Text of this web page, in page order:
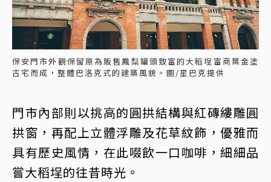
保安門市外觀保留原為販售鳳梨罐頭致富的大稻埕富商葉金塗
古宅而成，整體巴洛克式的建築風貌。圖/星巴克提供
門市內部則以挑高的圓拱結構與紅磚縷雕圓
拱窗，再配上立體浮雕及花草紋飾，優雅而
具有歷史風情，在此啜飲一口咖啡，細細品
嘗大稻埕的往昔時光。